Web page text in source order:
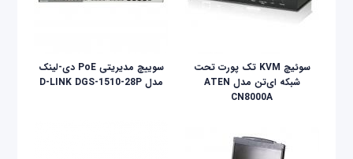
سوئیچ KVM تک پورت تحت
شبکه ای‌تن مدل ATEN
CN8000A
سوییچ مدیریتی PoE دی-لینک
مدل D-LINK DGS-1510-28P